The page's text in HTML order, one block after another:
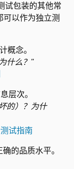
试包装的其他常
可以作为独立测
概念。
什么？"
层次。
的）？为什
试指南
的品质水平。